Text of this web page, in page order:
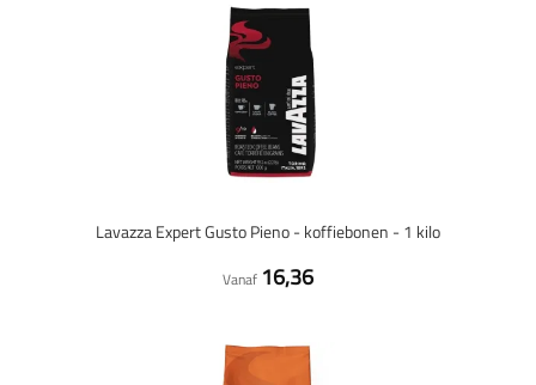
Lavazza Expert Gusto Pieno - koffiebonen - 1 kilo
Vanaf 16,36